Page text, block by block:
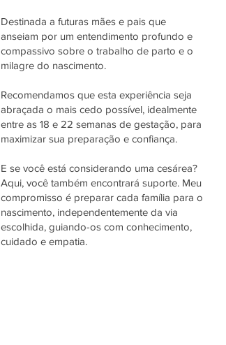
Destinada a futuras mães e pais que
anseiam por um entendimento profundo e
compassivo sobre o trabalho de parto e o
milagre do nascimento.
Recomendamos que esta experiência seja
abraçada o mais cedo possível, idealmente
entre as 18 e 22 semanas de gestação, para
maximizar sua preparação e confiança.
E se você está considerando uma cesárea?
Aqui, você também encontrará suporte. Meu
compromisso é preparar cada família para o
nascimento, independentemente da via
escolhida, guiando-os com conhecimento,
cuidado e empatia.